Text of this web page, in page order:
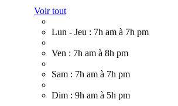
Voir tout
Lun - Jeu : 7h am à 7h pm
Ven : 7h am à 8h pm
Sam : 7h am à 7h pm
Dim : 9h am à 5h pm